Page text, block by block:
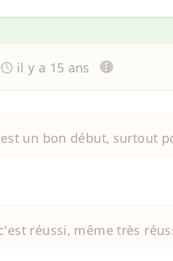
il y a 15 ans
un bon début, surtout
réussi, même très